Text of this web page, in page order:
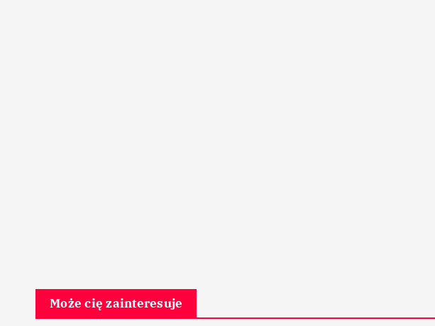
Może cię zainteresuje